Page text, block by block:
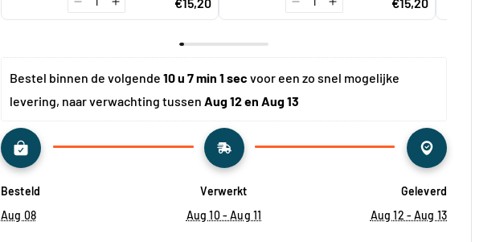
Bestel binnen de volgende 10 u 7 min 0 sec voor een zo snel mogelijke
levering, naar verwachting tussen Aug 12 en Aug 13
Besteld
Aug 08
Verwerkt
Aug 10 - Aug 11
Geleverd
Aug 12 - Aug 13